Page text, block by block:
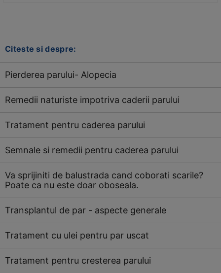
Citeste si despre:
Pierderea parului- Alopecia
Remedii naturiste impotriva caderii parului
Tratament pentru caderea parului
Semnale si remedii pentru caderea parului
Va sprijiniti de balustrada cand coborati scarile?
Poate ca nu este doar oboseala.
Transplantul de par - aspecte generale
Tratament cu ulei pentru par uscat
Tratament pentru cresterea parului